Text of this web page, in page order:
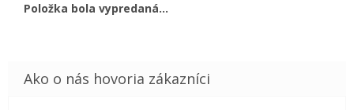
Položka bola vypredaná…